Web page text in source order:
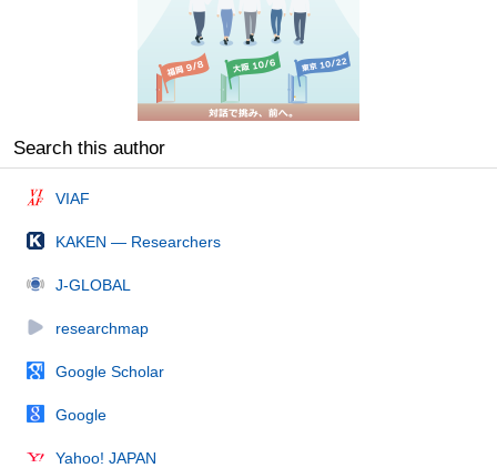
Search this author
VIAF
KAKEN — Researchers
J-GLOBAL
researchmap
Google Scholar
Google
Yahoo! JAPAN